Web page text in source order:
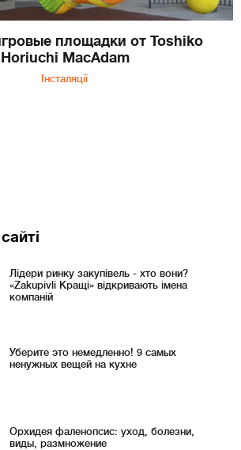
площадки от Toshiko
Horiuchi МаcАdаm
Інсталяції
Лідери ринку закупівель - хто вони?
«Zakupivli Кращі» відкривають імена
компаній
Уберите это немедленно! 9 самых
ненужных вещей на кухне
Орхидея фаленопсис: уход, болезни,
виды, размножение